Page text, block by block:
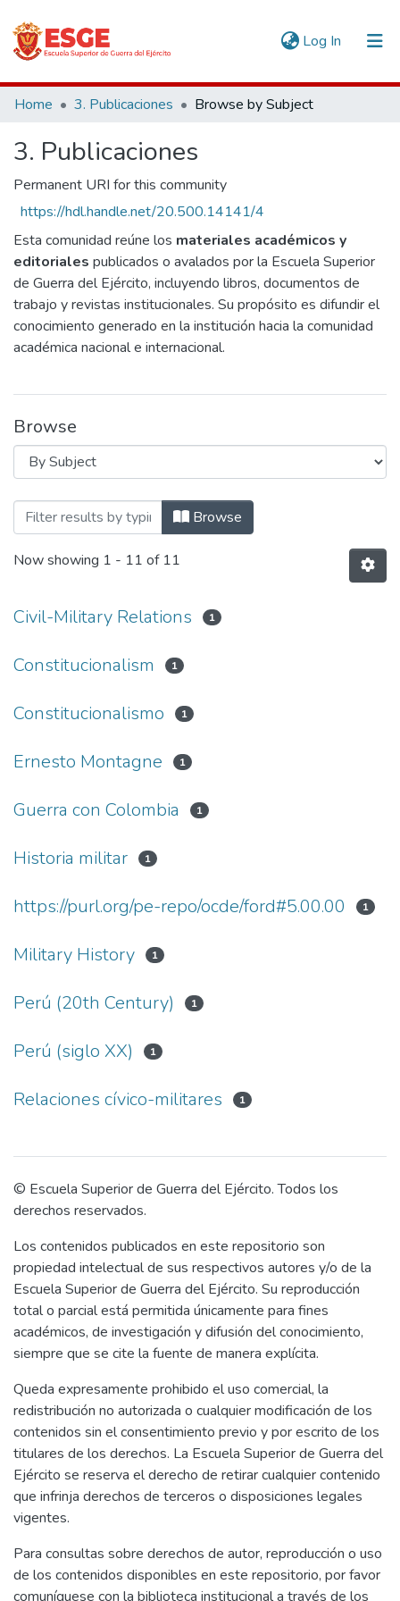
Log In (current)
Communities & Collections
Home 3. Publicaciones Browse by Subject
3. Publicaciones
Permanent URI for this community
https://hdl.handle.net/20.500.14141/4
Esta comunidad reúne los materiales académicos y
editoriales publicados o avalados por la Escuela Superior
de Guerra del Ejército, incluyendo libros, documentos de
trabajo y revistas institucionales. Su propósito es difundir el
conocimiento generado en la institución hacia la comunidad
académica nacional e internacional.
Browse
Browsing 3. Publicaciones by Subject
Browse
Now showing 1 - 11 of 11
Civil-Military Relations 1
Constitucionalism 1
Constitucionalismo 1
Ernesto Montagne 1
Guerra con Colombia 1
Historia militar 1
https://purl.org/pe-repo/ocde/ford#5.00.00 1
Military History 1
Perú (20th Century) 1
Perú (siglo XX) 1
Relaciones cívico-militares 1
© Escuela Superior de Guerra del Ejército. Todos los
derechos reservados.
Los contenidos publicados en este repositorio son
propiedad intelectual de sus respectivos autores y/o de la
Escuela Superior de Guerra del Ejército. Su reproducción
total o parcial está permitida únicamente para fines
académicos, de investigación y difusión del conocimiento,
siempre que se cite la fuente de manera explícita.
Queda expresamente prohibido el uso comercial, la
redistribución no autorizada o cualquier modificación de los
contenidos sin el consentimiento previo y por escrito de los
titulares de los derechos. La Escuela Superior de Guerra del
Ejército se reserva el derecho de retirar cualquier contenido
que infrinja derechos de terceros o disposiciones legales
vigentes.
Para consultas sobre derechos de autor, reproducción o uso
de los contenidos disponibles en este repositorio, por favor
comuníquese con la biblioteca institucional a través de los